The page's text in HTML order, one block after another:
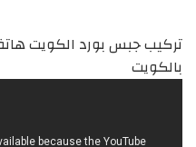
بالكويت